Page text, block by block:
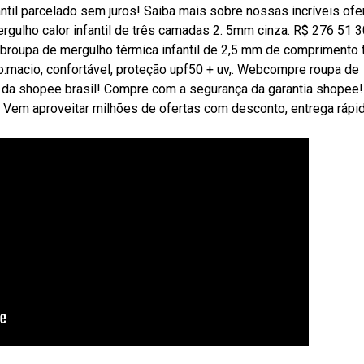
parcelado sem juros! Saiba mais sobre nossas incríveis
calor infantil de três camadas 2. 5mm cinza. R$ 276 51
de mergulho térmica infantil de 2,5 mm de comprimento
confortável, proteção upf50 + uv,. Webcompre roupa de
shopee brasil! Compre com a segurança da garantia shopee!
aproveitar milhões de ofertas com desconto, entrega